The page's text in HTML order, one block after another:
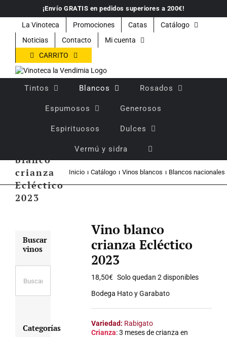
contenido
¡Envío GRATIS en pedidos superiores a 200€!
La Vinoteca Promociones Catas
Catálogo
Noticias
Contacto
Mi cuenta
CARRITO
Tintos Blancos Rosados
Espumosos Generosos
Espirituosos Dulces
Vermú y sidra
blanco
crianza
Ecléctico
2023
Inicio Catálogo Vinos blancos Blancos nacionales
Vino blanco
crianza Ecléctico
2023
18,50€ Solo quedan 2 disponibles
Bodega Hato y Garabato
Variedad: Rabigato
Crianza: 3 meses de crianza en
Buscar
vinos
Categorías